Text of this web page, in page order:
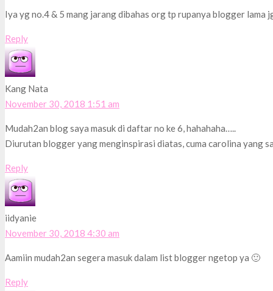
Iya yg no.4 & 5 mang jarang dibahas org tp rupanya blogger lama
Reply
Kang Nata
November 30, 2018 1:51 am
Mudah2an blog saya masuk di daftar no ke 6, hahahaha…..
Diurutan blogger yang menginspirasi diatas, cuma carolina yang
Reply
iidyanie
November 30, 2018 4:30 am
Aamiin mudah2an segera masuk dalam list blogger ngetop ya 🙂
Reply